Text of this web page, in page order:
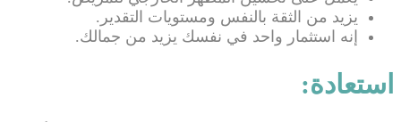
يزيد من الثقة بالنفس ومستويات التقدير.
إنه استثمار واحد في نفسك يزيد من جمالك.
استعادة: